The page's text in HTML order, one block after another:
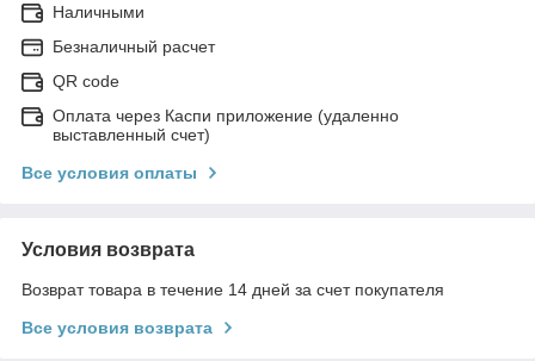
Наличными
Безналичный расчет
QR code
Оплата через Каспи приложение (удаленно
выставленный счет)
Все условия оплаты
Условия возврата
Возврат товара в течение 14 дней за счет покупателя
Все условия возврата